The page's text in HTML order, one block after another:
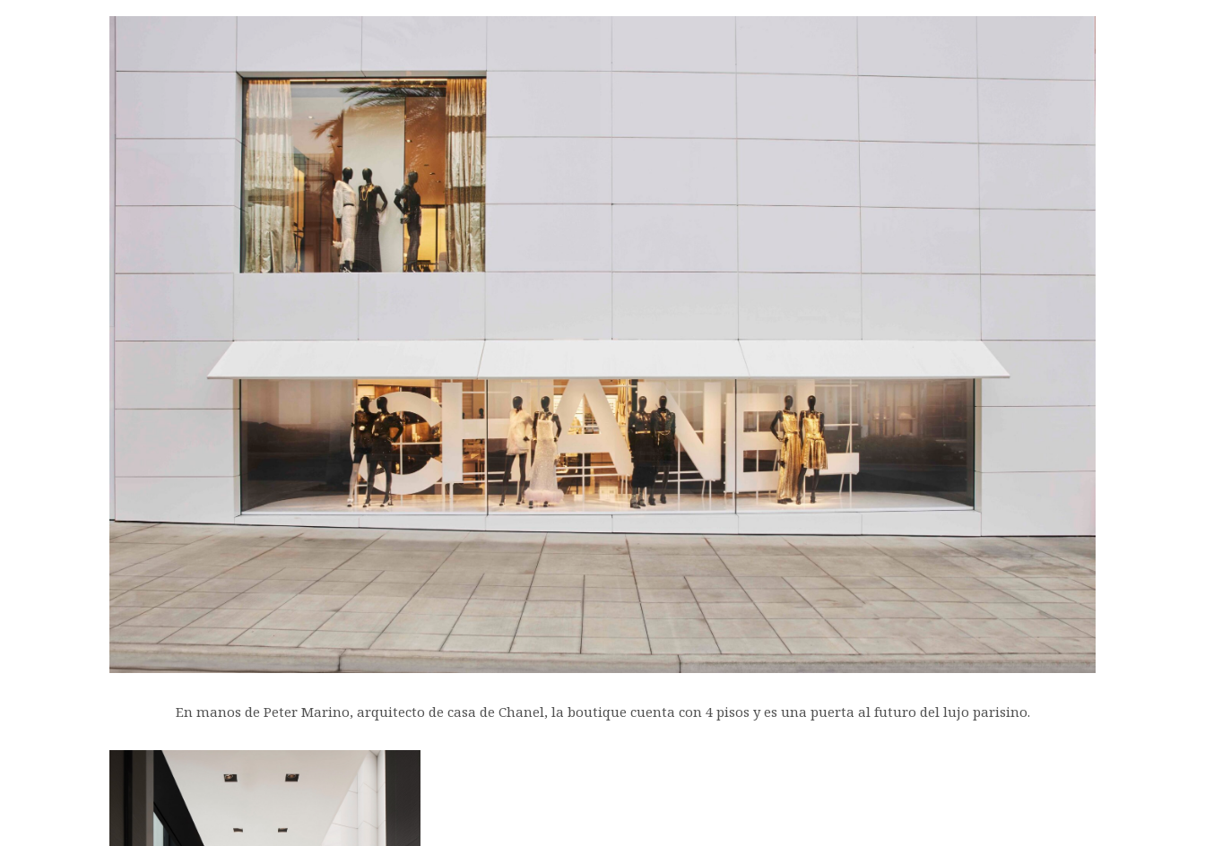
En manos de Peter Marino, arquitecto de casa de Chanel, la boutique cuenta con 4 pisos y es una puerta al futuro del lujo parisino.